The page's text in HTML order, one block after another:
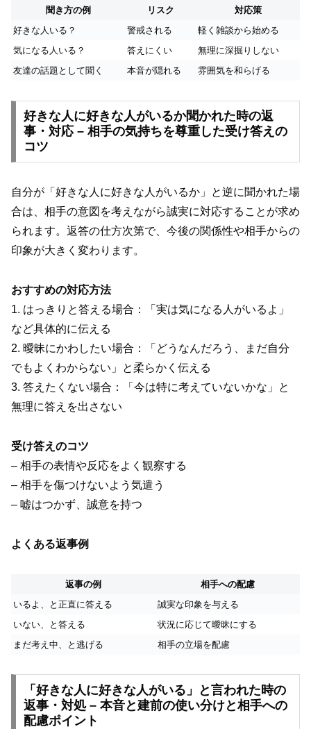
聞き方の例 リスク
対応策
好きな人いる？
警戒される
軽く雑談から始める
気になる人いる？
答えにくい
無理に深掘りしない
友達の話題として聞く
本音が隠れる 雰囲気を和らげる
好きな人に好きな人がいるか聞かれた時の返
事・対応 – 相手の気持ちを尊重した受け答えの
コツ
自分が「好きな人に好きな人がいるか」と逆に聞かれた場
合は、相手の意図を考えながら誠実に対応することが求め
られます。返答の仕方次第で、今後の関係性や相手からの
印象が大きく変わります。
おすすめの対応方法
1. はっきりと答える場合：「実は気になる人がいるよ」
など具体的に伝える
2. 曖昧にかわしたい場合：「どうなんだろう、まだ自分
でもよくわからない」と柔らかく伝える
3. 答えたくない場合：「今は特に考えていないかな」と
無理に答えを出さない
受け答えのコツ
– 相手の表情や反応をよく観察する
– 相手を傷つけないよう気遣う
– 嘘はつかず、誠意を持つ
よくある返事例
返事の例
相手への配慮
いるよ、と正直に答える
誠実な印象を与える
いない、と答える
状況に応じて曖昧にする
まだ考え中、と逃げる
相手の立場を配慮
「好きな人に好きな人がいる」と言われた時の
返事・対処 – 本音と建前の使い分けと相手への
配慮ポイント